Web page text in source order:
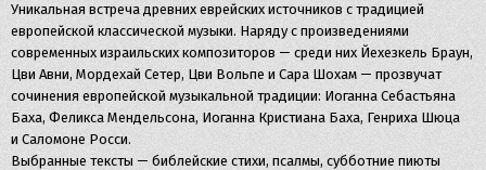
Уникальная встреча древних еврейских источников с традицией
европейской классической музыки. Наряду с произведениями
современных израильских композиторов — среди них Йехезкель Браун,
Цви Авни, Мордехай Сетер, Цви Вольпе и Сара Шохам — прозвучат
сочинения европейской музыкальной традиции: Иоганна Себастьяна
Баха, Феликса Мендельсона, Иоганна Кристиана Баха, Генриха Шюца
и Саломоне Росси.
Выбранные тексты — библейские стихи, псалмы, субботние пиюты